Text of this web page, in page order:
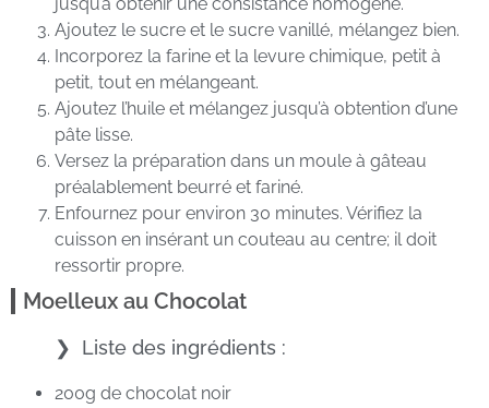
jusqu’à obtenir une consistance homogène.
Ajoutez le sucre et le sucre vanillé, mélangez bien.
Incorporez la farine et la levure chimique, petit à
petit, tout en mélangeant.
Ajoutez l’huile et mélangez jusqu’à obtention d’une
pâte lisse.
Versez la préparation dans un moule à gâteau
préalablement beurré et fariné.
Enfournez pour environ 30 minutes. Vérifiez la
cuisson en insérant un couteau au centre; il doit
ressortir propre.
Moelleux au Chocolat
Liste des ingrédients :
200g de chocolat noir